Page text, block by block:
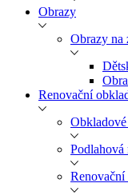
Obrazy
Obrazy na
Renovační
Podlahová
Renovační